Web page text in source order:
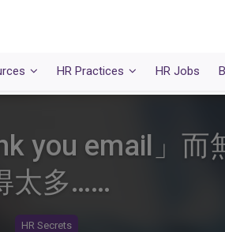
HR Practices HR Jobs
you email」
太多……
HR Secrets